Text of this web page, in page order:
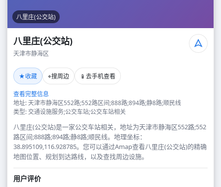
八里庄(公交站)
八里庄(公交站)
天津市静海区
★收藏 ⌖搜周边 📱 去手机查看
查看完整信息
地址: 天津市静海区552路;552路区间;888路;894路;静8路;顺民线
类型: 交通设施服务;公交车站;公交车站相关
八里庄(公交站)是一家公交车站相关，地址为天津市静海区552路;552
路区间;888路;894路;静8路;顺民线。地理坐标：
38.895109,116.928785。您可以通过Amap查看八里庄(公交站)的精确
地图位置、规划到达路线，以及查找周边设施。
用户评价